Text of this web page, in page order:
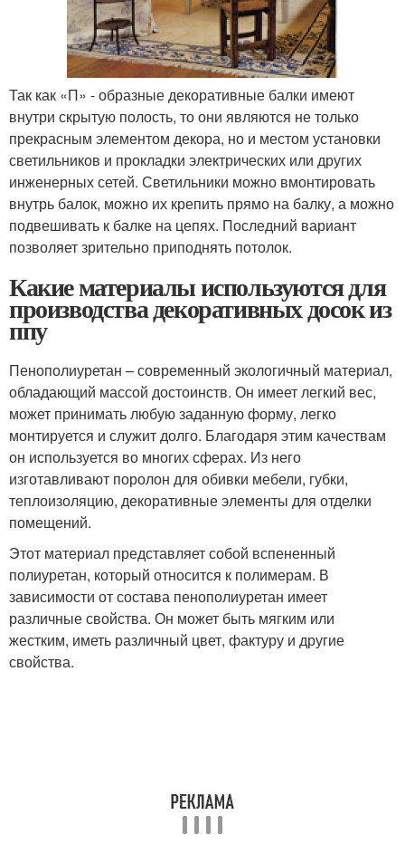
Так как «П» - образные декоративные балки имеют
внутри скрытую полость, то они являются не только
прекрасным элементом декора, но и местом установки
светильников и прокладки электрических или других
инженерных сетей. Светильники можно вмонтировать
внутрь балок, можно их крепить прямо на балку, а можно
подвешивать к балке на цепях. Последний вариант
позволяет зрительно приподнять потолок.
Какие материалы используются для
производства декоративных досок из
ппу
Пенополиуретан – современный экологичный материал,
обладающий массой достоинств. Он имеет легкий вес,
может принимать любую заданную форму, легко
монтируется и служит долго. Благодаря этим качествам
он используется во многих сферах. Из него
изготавливают поролон для обивки мебели, губки,
теплоизоляцию, декоративные элементы для отделки
помещений.
Этот материал представляет собой вспененный
полиуретан, который относится к полимерам. В
зависимости от состава пенополиуретан имеет
различные свойства. Он может быть мягким или
жестким, иметь различный цвет, фактуру и другие
свойства.